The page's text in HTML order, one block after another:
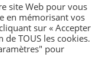
site Web pour vous
en mémorisant vos
sur « Accepter
TOUS les cookies.
pour